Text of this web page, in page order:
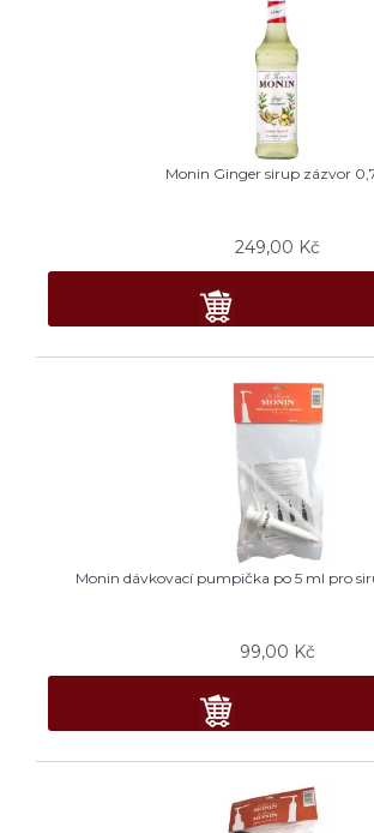
Monin Ginger sirup zázvor 0,7
249,00 Kč
Monin dávkovací pumpička po 5 ml pro
99,00 Kč